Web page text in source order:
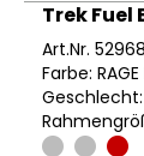
Trek Fuel
Art.Nr.
Farbe: RAGE
Geschlecht: